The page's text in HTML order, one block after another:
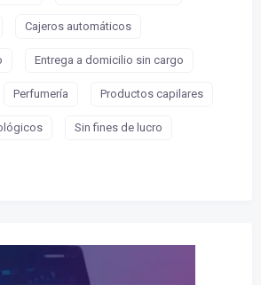
Cajeros automáticos
Entrega a domicilio sin cargo
Perfumería Productos capilares
Sin fines de lucro